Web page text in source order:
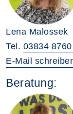
Lena Malossek
Tel. 03834
E-Mail
Beratung: